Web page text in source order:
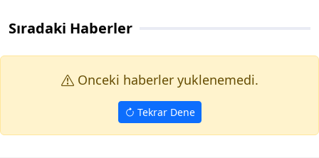
Sıradaki Haberler
Onceki haberler yuklenemedi.
Tekrar Dene